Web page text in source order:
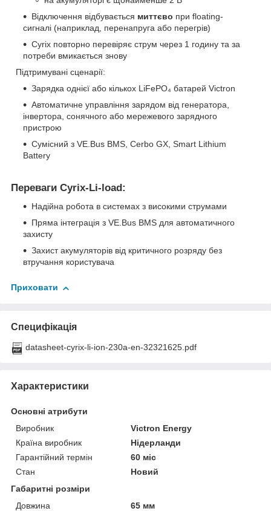
Відключення відбувається миттєво при floating-
сигналі (наприклад, перенапруга або перегрів)
Cyrix повторно перевіряє струм через 1 годину та за
потреби вмикається знову
Підтримувані сценарії:
Зарядка однієї або кількох LiFePO₄ батарей Victron
Автоматичне управління зарядом від генератора,
інвертора, сонячного або мережевого зарядного
пристрою
Сумісний з VE.Bus BMS, Cerbo GX, Smart Lithium
Battery
Переваги Cyrix-Li-load:
Надійна робота в системах з високими струмами
Пряма інтеграція з VE.Bus BMS для автоматичного
захисту
Захист акумуляторів від критичного розряду без
втручання користувача
Приховати
Специфікація
datasheet-cyrix-li-ion-230a-en-32321625.pdf
Характеристики
Основні атрибути
Виробник
Victron Energy
Країна виробник
Нідерланди
Гарантійний термін
60 міс
Стан
Новий
Габаритні розміри
Довжина
65 мм